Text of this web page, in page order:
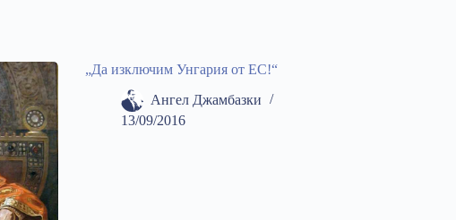
„Да изключим Унгария от ЕС!“
Ангел Джамбазки
13/09/2016